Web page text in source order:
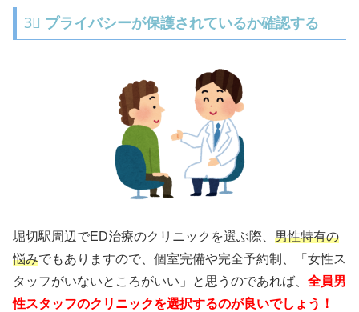
3⃣ プライバシーが保護されているか確認する
堀切駅周辺でED治療のクリニックを選ぶ際、 男性特有の
悩みでもありますので、個室完備や完全予約制、「女性ス
タッフがいないところがいい」と思うのであれば、 全員男
性スタッフのクリニックを選択するのが良いでしょう！